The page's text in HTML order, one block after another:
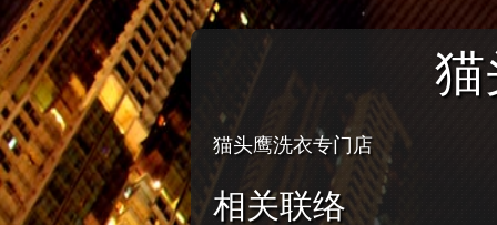
猫
猫头鹰洗衣专门店
相关联络